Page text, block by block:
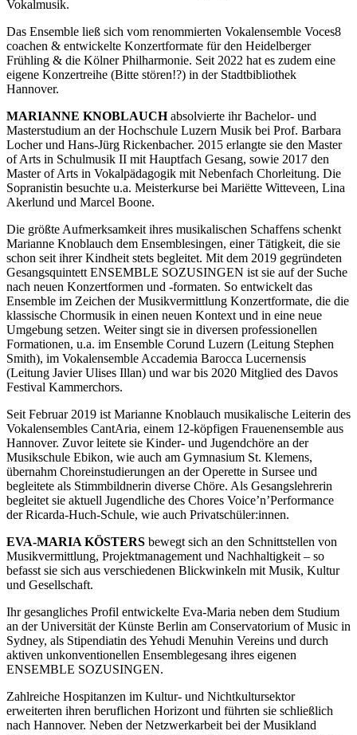
Vokalmusik.
Das Ensemble ließ sich vom renommierten Vokalensemble Voces8
coachen & entwickelte Konzertformate für den Heidelberger
Frühling & die Kölner Philharmonie. Seit 2022 hat es zudem eine
eigene Konzertreihe (Bitte stören!?) in der Stadtbibliothek
Hannover.
MARIANNE KNOBLAUCHabsolvierte ihr Bachelor- und
Masterstudium an der Hochschule Luzern Musik bei Prof. Barbara
Locher und Hans-Jürg Rickenbacher. 2015 erlangte sie den Master
of Arts in Schulmusik II mit Hauptfach Gesang, sowie 2017 den
Master of Arts in Vokalpädagogik mit Nebenfach Chorleitung. Die
Sopranistin besuchte u.a. Meisterkurse bei Mariëtte Witteveen, Lina
Akerlund und Marcel Boone.
Die größte Aufmerksamkeit ihres musikalischen Schaffens schenkt
Marianne Knoblauch dem Ensemblesingen, einer Tätigkeit, die sie
schon seit ihrer Kindheit stets begleitet. Mit dem 2019 gegründeten
Gesangsquintett ENSEMBLE SOZUSINGEN ist sie auf der Suche
nach neuen Konzertformen und -formaten. So entwickelt das
Ensemble im Zeichen der Musikvermittlung Konzertformate, die die
klassische Chormusik in einen neuen Kontext und in eine neue
Umgebung setzen. Weiter singt sie in diversen professionellen
Formationen, u.a. im Ensemble Corund Luzern (Leitung Stephen
Smith), im Vokalensemble Accademia Barocca Lucernensis
(Leitung Javier Ulises Illan) und war bis 2020 Mitglied des Davos
Festival Kammerchors.
Seit Februar 2019 ist Marianne Knoblauch musikalische Leiterin des
Vokalensembles CantAria, einem 12-köpfigen Frauenensemble aus
Hannover. Zuvor leitete sie Kinder- und Jugendchöre an der
Musikschule Ebikon, wie auch am Gymnasium St. Klemens,
übernahm Choreinstudierungen an der Operette in Sursee und
begleitete als Stimmbildnerin diverse Chöre. Als Gesangslehrerin
begleitet sie aktuell Jugendliche des Chores Voice’n’Performance
der Ricarda-Huch-Schule, wie auch Privatschüler:innen.
EVA-MARIA KÖSTERS bewegt sich an den Schnittstellen von
Musikvermittlung, Projektmanagement und Nachhaltigkeit – so
befasst sie sich aus verschiedenen Blickwinkeln mit Musik, Kultur
und Gesellschaft.
Ihr gesangliches Profil entwickelte Eva-Maria neben dem Studium
an der Universität der Künste Berlin am Conservatorium of Music in
Sydney, als Stipendiatin des Yehudi Menuhin Vereins und durch
aktiven unkonventionellen Ensemblegesang ihres eigenen
ENSEMBLE SOZUSINGEN.
Zahlreiche Hospitanzen im Kultur- und Nichtkultursektor
erweiterten ihren beruflichen Horizont und führten sie schließlich
nach Hannover. Neben der Netzwerkarbeit bei der Musikland